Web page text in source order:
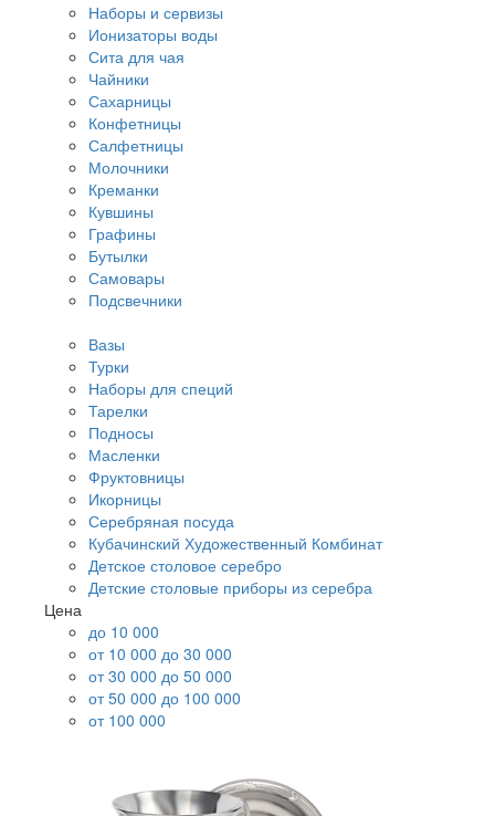
Наборы и сервизы
Ионизаторы воды
Сита для чая
Чайники
Сахарницы
Конфетницы
Салфетницы
Молочники
Креманки
Кувшины
Графины
Бутылки
Самовары
Подсвечники
Вазы
Турки
Наборы для специй
Тарелки
Подносы
Масленки
Фруктовницы
Икорницы
Серебряная посуда
Кубачинский Художественный Комбинат
Детское столовое серебро
Детские столовые приборы из серебра
Цена
до 10 000
от 10 000 до 30 000
от 30 000 до 50 000
от 50 000 до 100 000
от 100 000